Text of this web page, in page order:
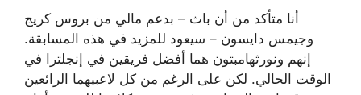
أنا متأكد من أن باث – بدعم مالي من بروس كريج
وجيمس دايسون – سيعود للمزيد في هذه المسابقة.
إنهم ونورثهامبتون هما أفضل فريقين في إنجلترا في
الوقت الحالي. لكن على الرغم من كل لاعبيهما الرائعين